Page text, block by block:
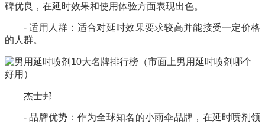
碑优良，在延时效果和使用体验方面表现出色。
- 适用人群：适合对延时效果要求较高并能接受一定价格
的人群。
杰士邦
- 品牌优势：作为全球知名的小雨伞品牌，在延时喷剂领